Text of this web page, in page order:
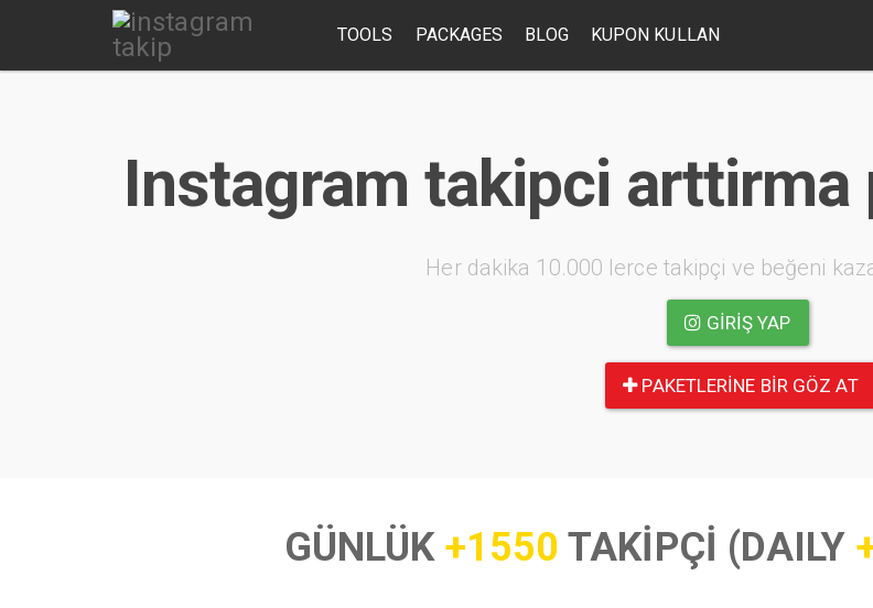
TOOLS PACKAGES BLOG KUPON KULLAN
Instagram takipci
Her dakika 10.000 lerce takipçi ve beğeni
GIRIŞ YAP
PAKETLERINE BIR GÖZ AT
GÜNLÜK +1550 TAKİPÇİ (DAILY